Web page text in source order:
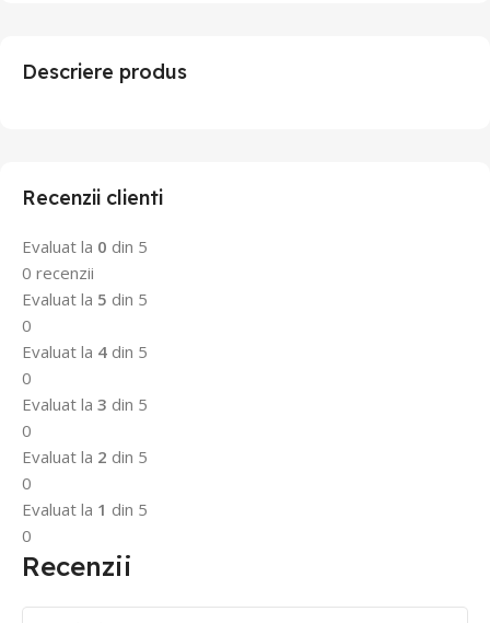
Descriere produs
Recenzii clienti
Evaluat la 0 din 5
0 recenzii
Evaluat la 5 din 5
0
Evaluat la 4 din 5
0
Evaluat la 3 din 5
0
Evaluat la 2 din 5
0
Evaluat la 1 din 5
0
Recenzii